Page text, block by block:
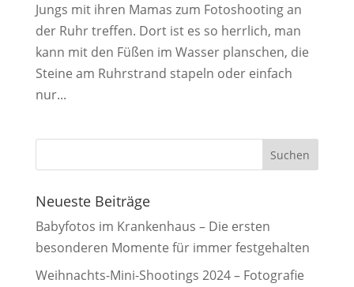
Jungs mit ihren Mamas zum Fotoshooting an
der Ruhr treffen. Dort ist es so herrlich, man
kann mit den Füßen im Wasser planschen, die
Steine am Ruhrstrand stapeln oder einfach
nur...
Neueste Beiträge
Babyfotos im Krankenhaus – Die ersten
besonderen Momente für immer festgehalten
Weihnachts-Mini-Shootings 2024 – Fotografie